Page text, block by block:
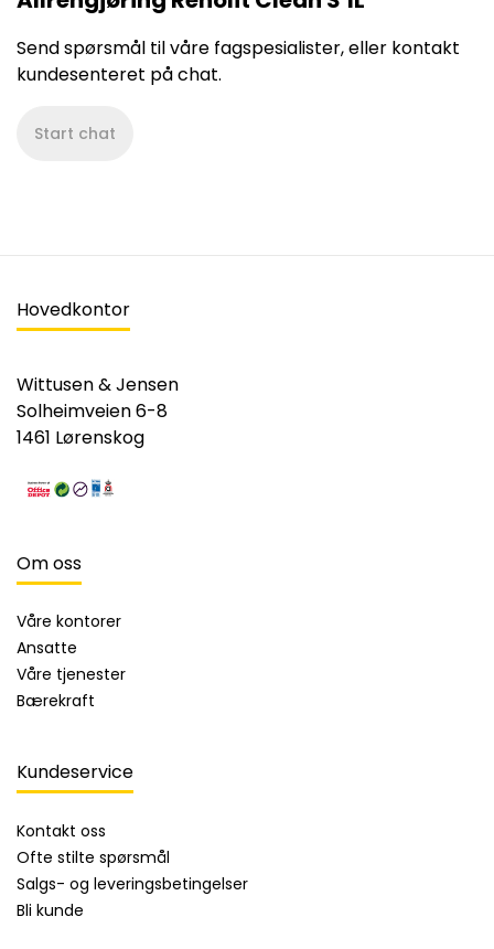
Send spørsmål til våre fagspesialister, eller kontakt
kundesenteret på chat.
Start chat
Hovedkontor
Wittusen & Jensen
Solheimveien 6-8
1461 Lørenskog
Om oss
Våre kontorer
Ansatte
Våre tjenester
Bærekraft
Kundeservice
Kontakt oss
Ofte stilte spørsmål
Salgs- og leveringsbetingelser
Bli kunde